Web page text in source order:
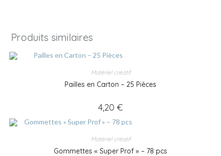
Produits similaires
Matériel créatif
Pailles en Carton – 25 Pièces
4,20 €
Matériel créatif
Gommettes « Super Prof » – 78 pcs